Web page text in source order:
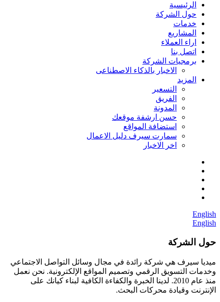
الرئيسية
حول الشركة
خدمات
المشاريع
اراء العملاء
اتصل بنا
برمجيات الشركة
الاخبار بالذكاء الاصطناعى
المزيد
التسعير
الفريق
المدونة
حسن ارشفة موقعك
استضافة المواقع
سمارت سيرف دليل الاعمال
اخر الاخبار
English
English
حول الشركة
ميديا ​​سيرف هي شركة رائدة في مجال وسائل التواصل الاجتماعي
وخدمات التسويق الرقمي وتصميم المواقع الإلكترونية. نحن نعمل
منذ عام 2010. لدينا الخبرة والكفاءة الكافية لبناء كيانك على
الإنترنت وقيادة محركات البحث.